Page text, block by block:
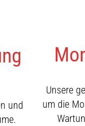
und
Unsere
um die